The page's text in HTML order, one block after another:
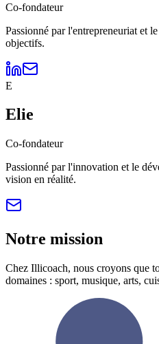
Co-fondateur
Passionné par l'entrepreneuriat et
objectifs.
E
Elie
Co-fondateur
Passionné par l'innovation et le
vision en réalité.
Notre mission
Chez Illicoach, nous croyons que
domaines : sport, musique, arts,